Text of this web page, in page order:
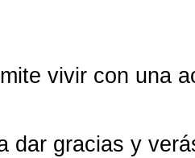
vivir con una
dar gracias y